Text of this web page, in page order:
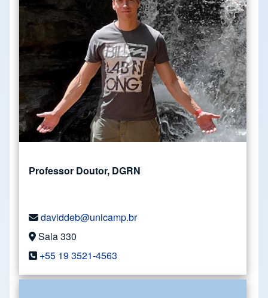
Professor Doutor, DGRN
daviddeb@unicamp.br
Sala 330
+55 19 3521-4563